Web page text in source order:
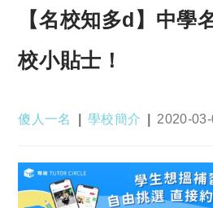
【名校知多d】中學
校小貼士！
Post
傻人一名
Post
學校簡介
Post
2020-03-